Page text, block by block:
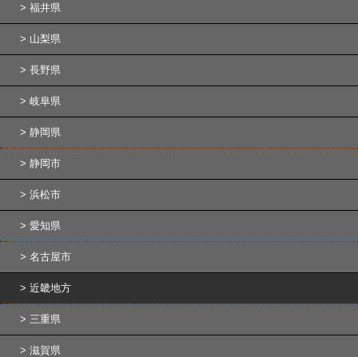
福井県
山梨県
長野県
岐阜県
静岡県
静岡市
浜松市
愛知県
名古屋市
近畿地方
三重県
滋賀県